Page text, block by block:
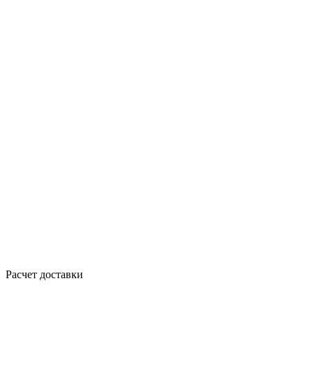
Расчет доставки